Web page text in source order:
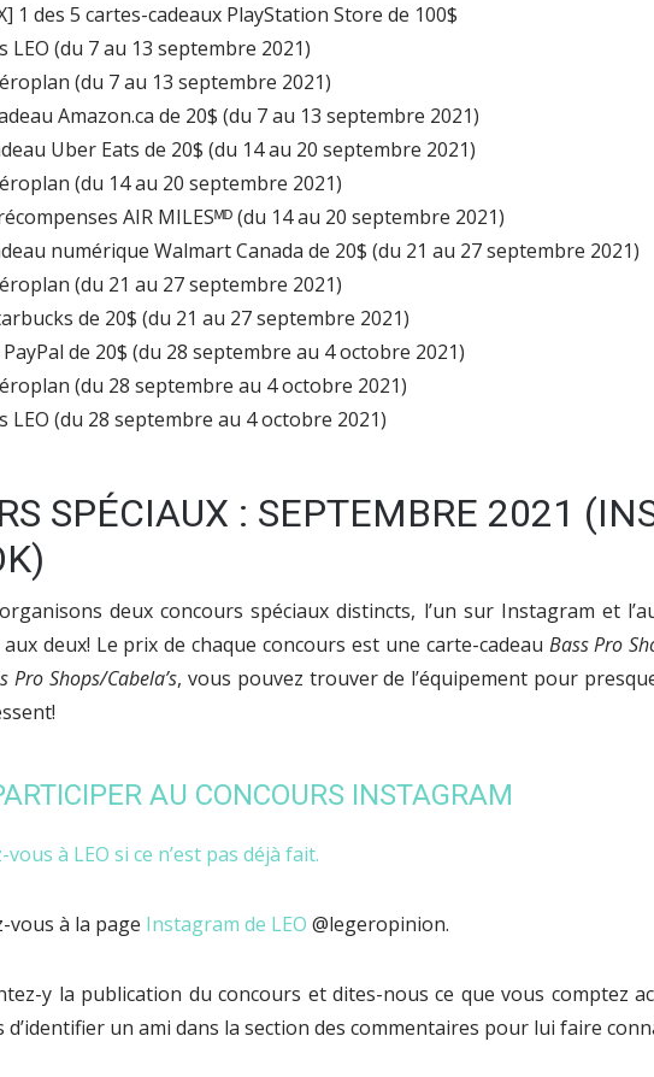
1 des 5 cartes-cadeaux PlayStation Store de 100$
LEO (du 7 au 13 septembre 2021)
(du 7 au 13 septembre 2021)
Amazon.ca de 20$ (du 7 au 13 septembre 2021)
Uber Eats de 20$ (du 14 au 20 septembre 2021)
(du 14 au 20 septembre 2021)
AIR MILESᴹᴰ (du 14 au 20 septembre 2021)
numérique Walmart Canada de 20$ (du 21 au 27 septembre 2021)
(du 21 au 27 septembre 2021)
de 20$ (du 21 au 27 septembre 2021)
de 20$ (du 28 septembre au 4 octobre 2021)
(du 28 septembre au 4 octobre 2021)
LEO (du 28 septembre au 4 octobre 2021)
SPÉCIAUX : SEPTEMBRE 2021
deux concours spéciaux distincts, l’un sur Instagram et
deux! Le prix de chaque concours est une carte-cadeau Bass Pro
Pro Shops/Cabela’s, vous pouvez trouver de l’équipement pour
AU CONCOURS INSTAGRAM
vous à LEO si ce n’est pas déjà fait.
vous à la page Instagram de LEO @legeropinion.
y la publication du concours et dites-nous ce que vous comptez
d’identifier un ami dans la section des commentaires pour lui faire